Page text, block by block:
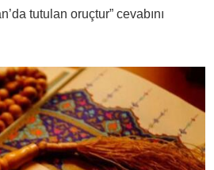
tutulan oruçtur” cevabını